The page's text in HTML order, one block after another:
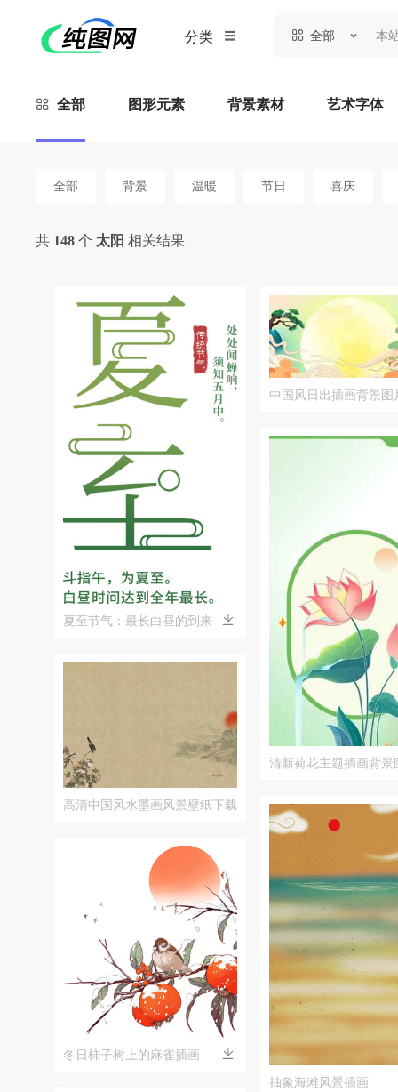
分类 全部
全部 图形元素 背景素材 艺术字体
全部 背景 温暖 节日 喜庆
共 148 个 太阳 相关结果
夏至节气：最长白昼的到来
高清中国风水墨画风景壁纸下载
冬日柿子树上的麻雀插画
中国风日出插画背景图
清新荷花主题插画背景
抽象海滩风景插画